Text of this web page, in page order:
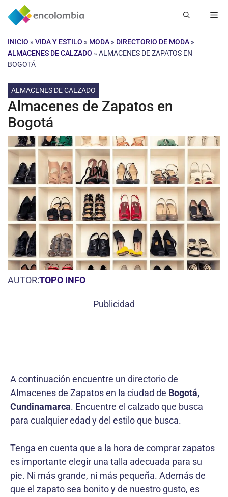
Saltar
INICIO » VIDA Y ESTILO » MODA » DIRECTORIO DE MODA »
ALMACENES DE CALZADO » ALMACENES DE ZAPATOS EN
BOGOTÁ
ALMACENES DE CALZADO
Almacenes de Zapatos en
Bogotá
AUTOR:TOPO INFO
Publicidad
A continuación encuentre un directorio de
Almacenes de Zapatos en la ciudad de Bogotá,
Cundinamarca. Encuentre el calzado que busca
para cualquier edad y del estilo que busca.
Tenga en cuenta que a la hora de comprar zapatos
es importante elegir una talla adecuada para su
pie. Ni más grande, ni más pequeña. Además de
que el zapato sea bonito y de nuestro gusto, es